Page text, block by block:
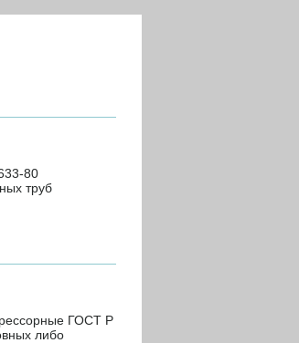
80
труб
ГОСТ Р
либо